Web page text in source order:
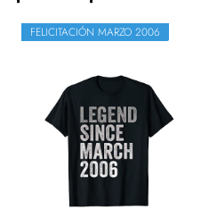
FELICITACIÓN MARZO 2006